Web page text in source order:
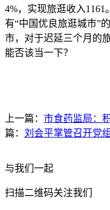
4%，实现旅逛收入1161
有“中国优良旅逛城市”
市，对于迟延三个月的
能否该当一下？
上一篇： 市食药监局：
篇： 刘会平掌管召开党
与我们一起
扫描二维码关注我们